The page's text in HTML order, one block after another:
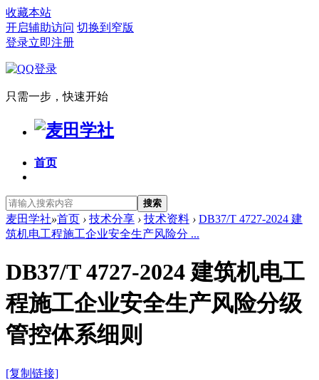
收藏本站
开启辅助访问 切换到窄版
登录立即注册
只需一步，快速开始
首页
搜索
麦田学社»首页 › 技术分享 › 技术资料 › DB37/T 4727-2024 建
筑机电工程施工企业安全生产风险分 ...
DB37/T 4727-2024 建筑机电工
程施工企业安全生产风险分级
管控体系细则
[复制链接]